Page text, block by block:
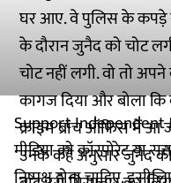
Support Independent
मीडिया को कॉरपोरेट या
घर आए. वे पुलिस के कपड़े
के दौरान जुनैद को चोट
चोट नहीं लगी. वो तो
कागज दिया और बोला
क्राइम ब्रांच ऑफिस में आ
उनके कहे अनुसार जुनैद को